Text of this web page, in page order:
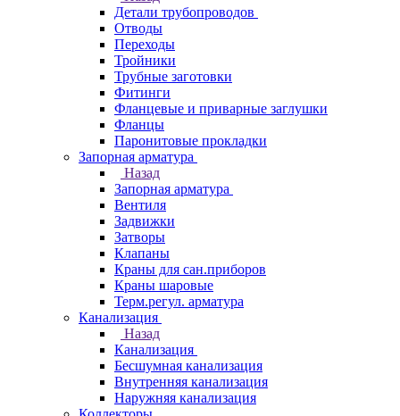
Детали трубопроводов
Отводы
Переходы
Тройники
Трубные заготовки
Фитинги
Фланцевые и приварные заглушки
Фланцы
Паронитовые прокладки
Запорная арматура
Назад
Запорная арматура
Вентиля
Задвижки
Затворы
Клапаны
Краны для сан.приборов
Краны шаровые
Терм.регул. арматура
Канализация
Назад
Канализация
Бесшумная канализация
Внутренняя канализация
Наружняя канализация